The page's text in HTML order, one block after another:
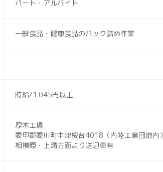
パート・アルバイト
一般食品・健康食品のパック詰め作業
時給/1.045円以上
厚木工場
愛甲郡愛川町中津桜台4018（内陸工業団地内）
相模原・上溝方面より送迎車有